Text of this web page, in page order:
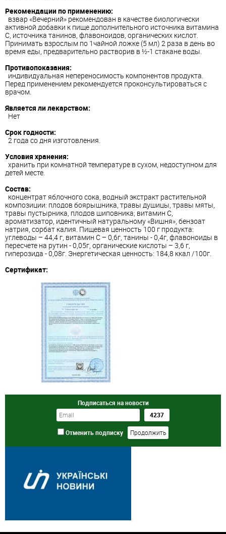
Рекомендации по применению:
взвар «Вечерний» рекомендован в качестве биологически
активной добавки к пище дополнительного источника витамина
С, источника танинов, флавоноидов, органических кислот.
Принимать взрослым по 1чайной ложке (5 мл) 2 раза в день во
время еды, предварительно растворив в ½-1 стакане воды.
Противопоказания:
индивидуальная непереносимость компонентов продукта.
Перед применением рекомендуется проконсультироваться с
врачом.
Является ли лекарством:
Нет
Срок годности:
2 года со дня изготовления.
Условия хранения:
хранить при комнатной температуре в сухом, недоступном для
детей месте.
Состав:
концентрат яблочного сока, водный экстракт растительной
композиции: плодов боярышника, травы душицы, травы мяты,
травы пустырника, плодов шиповника; витамин С,
ароматизатор, идентичный натуральному «Вишня», бензоат
натрия, сорбат калия. Пищевая ценность 100 г продукта:
углеводы – 44,4 г, витамин С – 0,6г, танины - 0,4г, флавоноиды в
пересчете на рутин - 0,05г, органические кислоты – 3,6 г,
гиперозида - 0,08г. Энергетическая ценность: 184,8 ккал /100г.
Сертификат:
Подписаться на новости
Отменить подписку